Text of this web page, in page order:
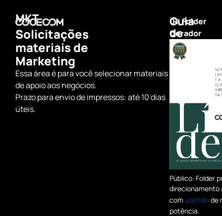
MKT
Solicitações
materiais de
Marketing
Essa área é para você selecionar materiais
de apoio aos negócios.
Prazo para envio de impressos: até 10 dias
úteis.
Guia
de
materiais
01. Folder
Gerador
Público: Folder
direcionamento
com usinasde
potência.